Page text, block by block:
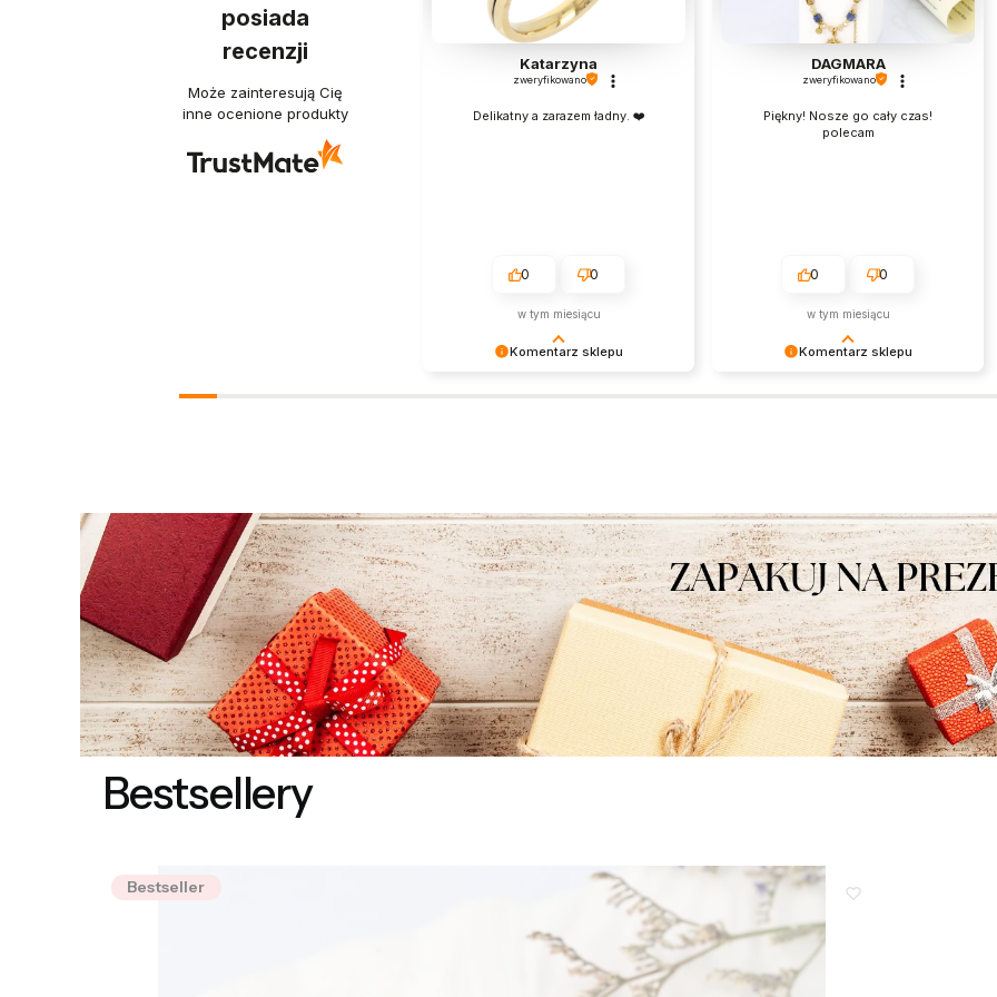
posiada
recenzji
Może zainteresują Cię
inne ocenione produkty
Komentarz sklepu
Katarzyna
zweryfikowano
Delikatny a zarazem ładny. ❤️
0 0
w tym miesiącu
Komentarz sklepu
DAGMARA
zweryfikowano
Piękny! Nosze go cały czas!
polecam
0 0
w tym miesiącu
Bestsellery
Bestseller